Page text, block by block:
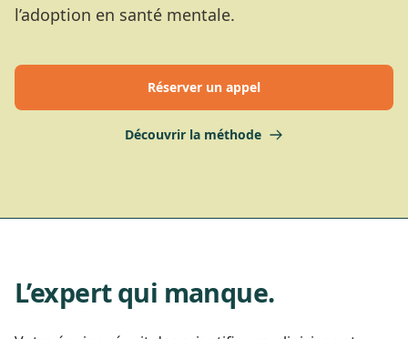
l’adoption en santé mentale.
Réserver un appel
Découvrir la méthode
L’expert qui manque.